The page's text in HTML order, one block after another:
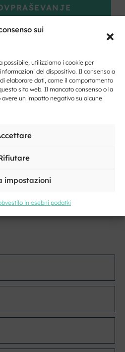
sui
possibile, utilizziamo i cookie per
del dispositivo. Il consenso a
elaborare dati, come il comportamento
sito web. Il mancato consenso o la
un impatto negativo su alcune
impostazioni
in osebni podatki
questo contenuto